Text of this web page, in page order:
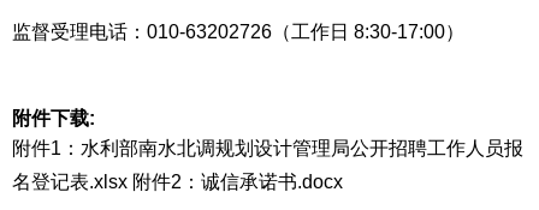
监督受理电话：010-63202726（工作日 8:30-17:00）
附件下载:
附件1：水利部南水北调规划设计管理局公开招聘工作人员报
名登记表.xlsx 附件2：诚信承诺书.docx